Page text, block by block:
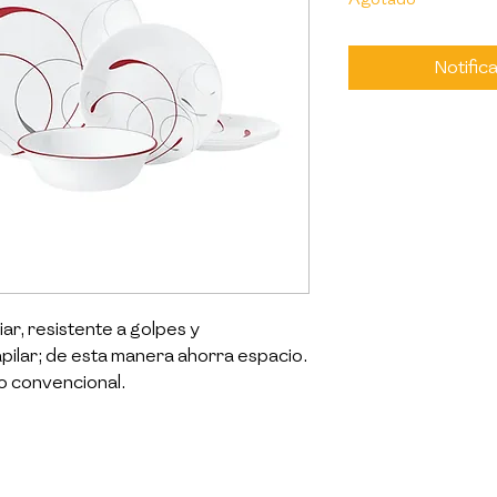
resistente a golpes y
de esta manera ahorra espacio.
convencional.